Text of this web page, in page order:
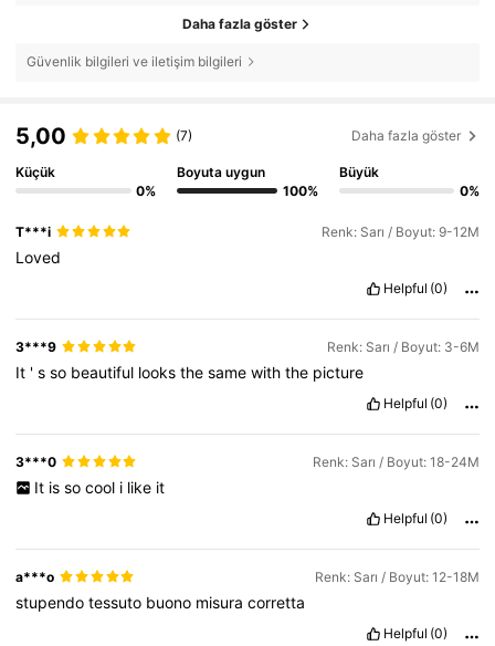
Daha fazla göster
Güvenlik bilgileri ve iletişim bilgileri
5,00 (7) Daha fazla göster
Küçük
0%
Boyuta uygun
100%
Büyük
0%
T***i Renk: Sarı / Boyut: 9-12M
Loved
Helpful (0)
3***9 Renk: Sarı / Boyut: 3-6M
It 'sso beautiful looksthesamewiththe picture
Helpful (0)
3***0 Renk: Sarı / Boyut: 18-24M
It is so cool i like it
Helpful (0)
a***o Renk: Sarı / Boyut: 12-18M
stupendotessuto buono misuracorretta
Helpful (0)